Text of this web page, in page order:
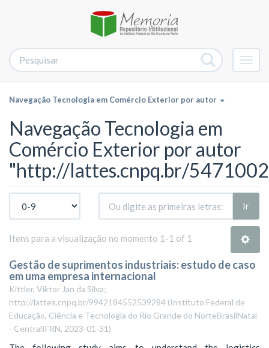
Navegação Tecnologia em Comércio Exterior por autor
Navegação Tecnologia em
Comércio Exterior por autor
"http://lattes.cnpq.br/
Ir
Itens para a visualização no momento 1-1 of 1
Gestão de suprimentos industriais: estudo de caso
em uma empresa internacional
Kittler, Viktor Jan da Silva;
http://lattes.cnpq.br/9942184552539284 (Instituto Federal de
Educação, Ciência e Tecnologia do Rio Grande do NorteBrasilNatal
- CentralIFRN, 2023-01-31)